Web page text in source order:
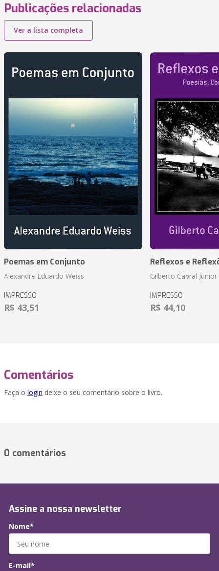
Publicações relacionadas
Ver a lista completa
Poemas em Conjunto
Alexandre Eduardo Weiss
IMPRESSO
R$ 43,51
Reflexos e
Gilberto Cabral Junior
IMPRESSO
R$ 44,10
Comentários
Faça o login deixe o seu comentário sobre o livro.
0 comentários
Assine a nossa newsletter
Nome*
E-mail*